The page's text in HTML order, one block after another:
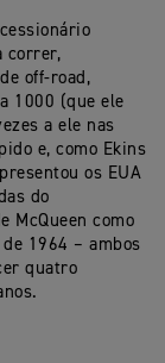
correr,
off-road,
1000 (que ele
a ele nas
e, como Ekins
os EUA
do
McQueen como
1964 – ambos
quatro